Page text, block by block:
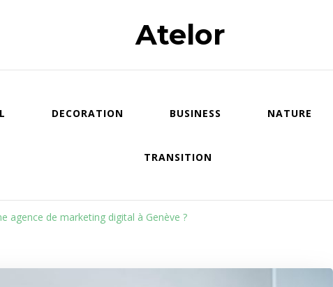
Atelor
DECORATION BUSINESS NATURE
TRANSITION
agence de marketing digital à Genève ?